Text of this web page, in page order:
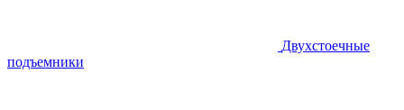
Двухстоечные
подъемники